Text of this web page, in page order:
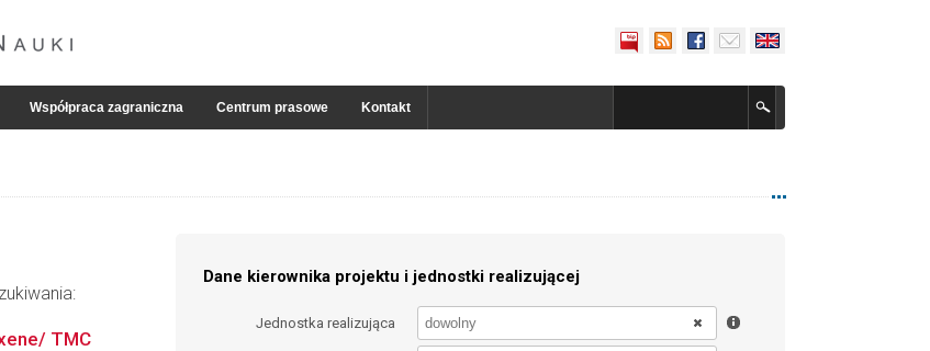
Współpraca zagraniczna Centrum prasowe Kontakt
Dane kierownika projektu i jednostki realizującej
Jednostka realizująca
TMC